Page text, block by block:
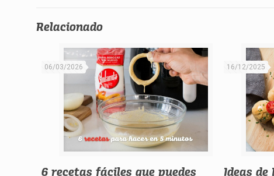
Relacionado
06/03/2026
6 recetas fáciles que puedes
16/12/2025
Ideas